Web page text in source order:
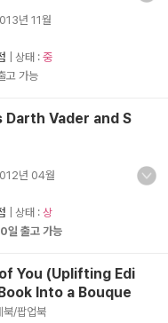
년 11월
| 상태 : 중
고 가능
Darth Vader and S
년 04월
| 상태 : 상
일 출고 가능
You (Uplifting Edi
Into a Bouque
북/팝업북